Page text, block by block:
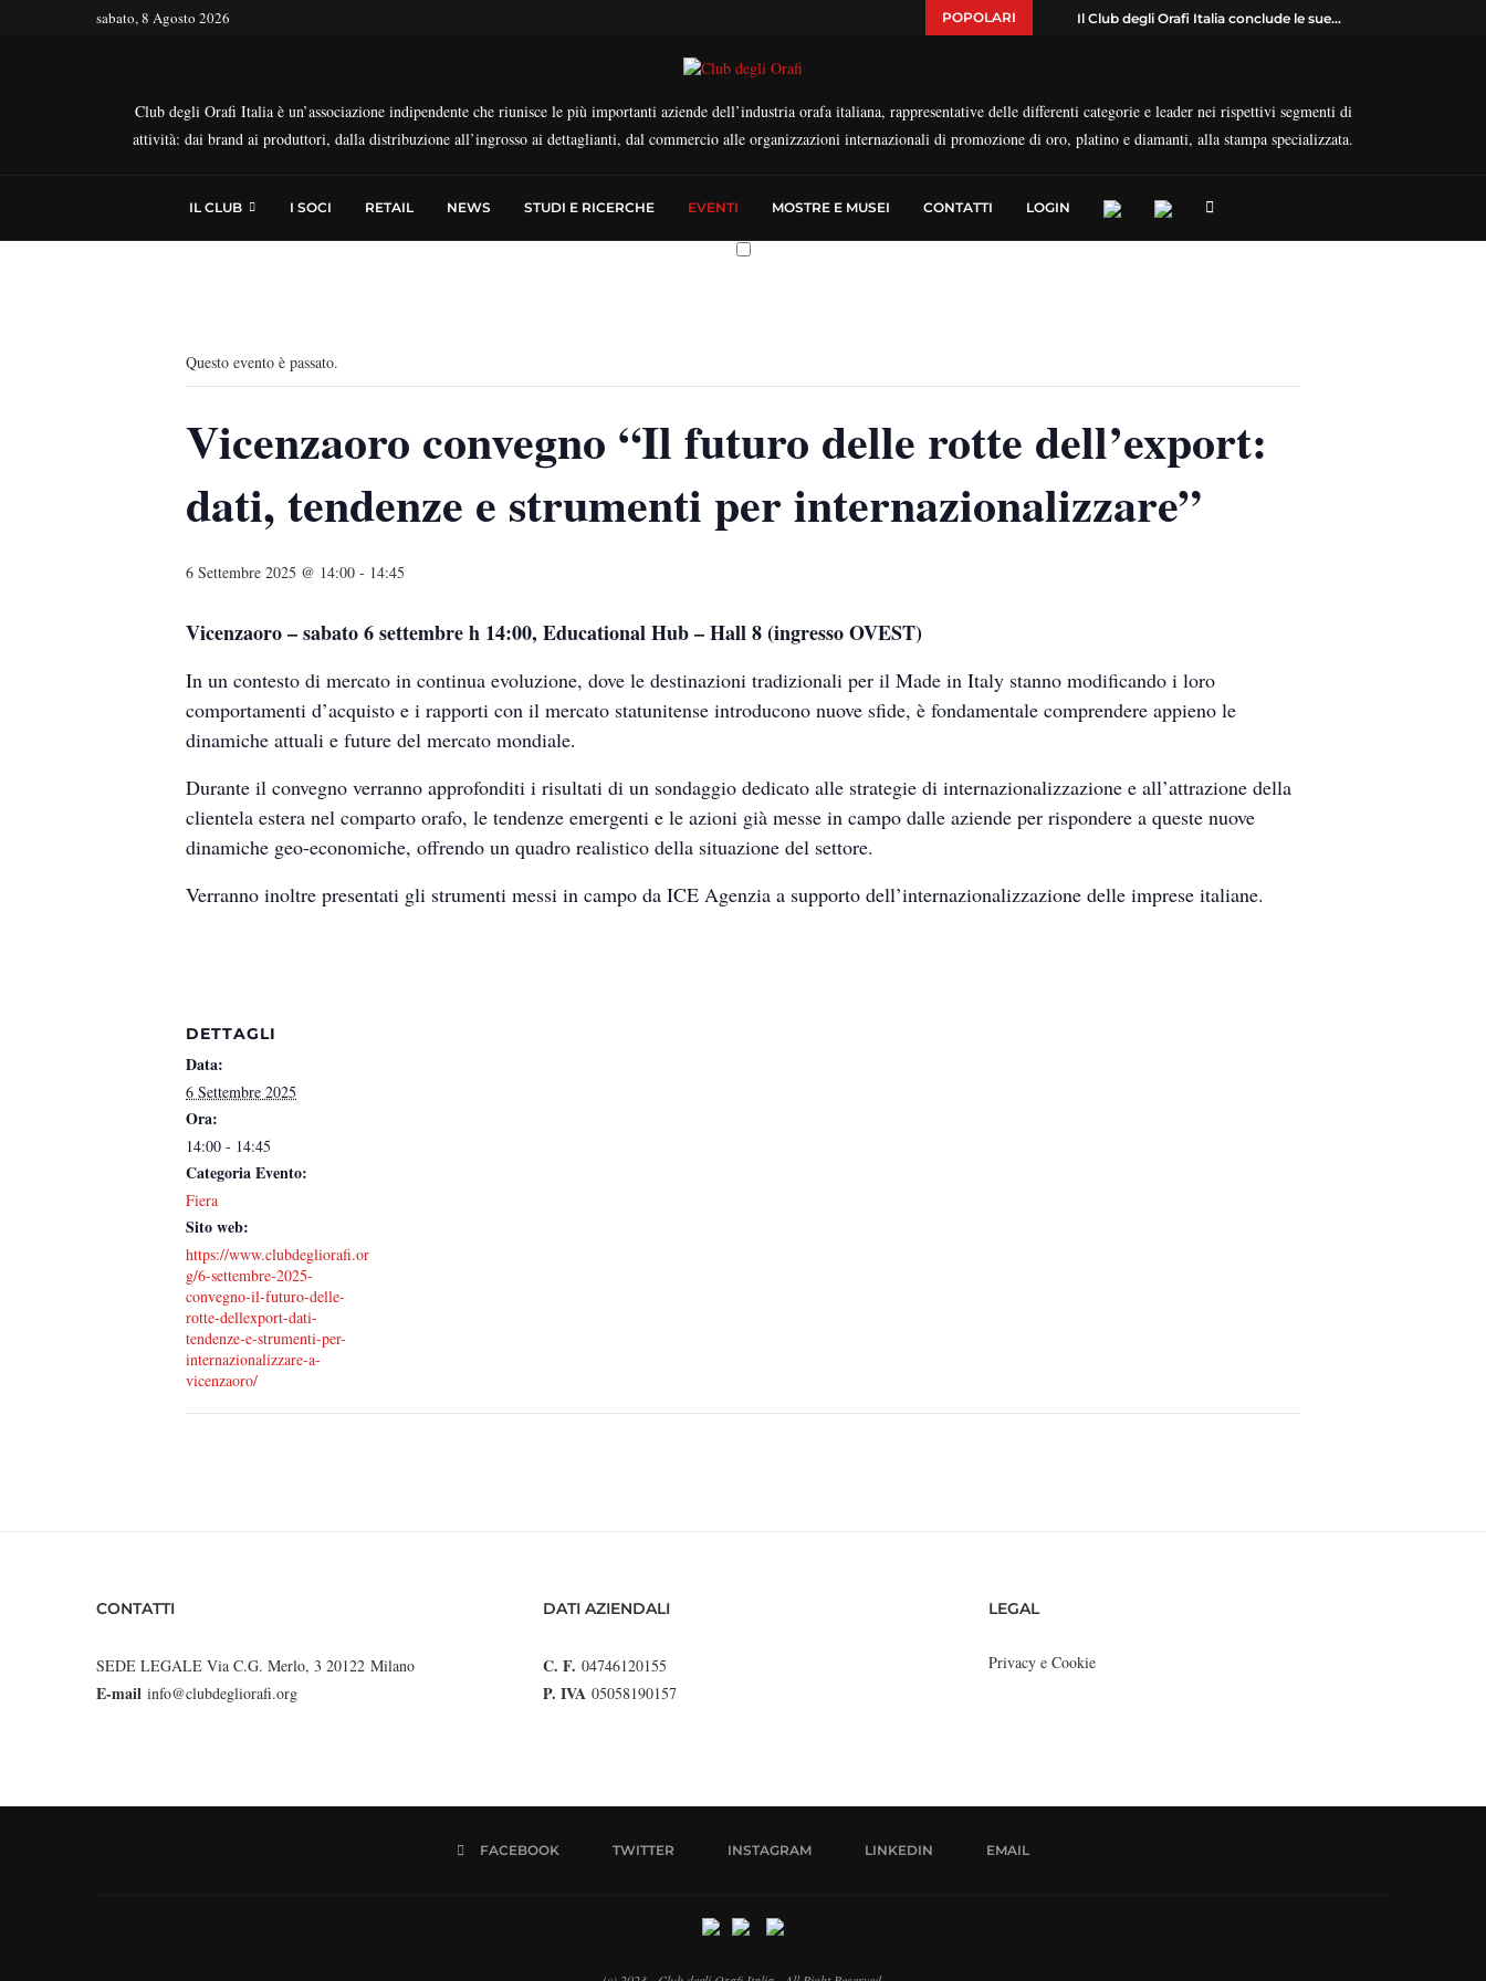
sabato, 8 Agosto 2026 POPOLARI Il Club degli Orafi Italia conclude le sue...
Club degli Orafi Italia è un’associazione indipendente che riunisce le più importanti aziende dell’industria orafa italiana, rappresentative delle differenti categorie e leader nei rispettivi segmenti di
attività: dai brand ai produttori, dalla distribuzione all’ingrosso ai dettaglianti, dal commercio alle organizzazioni internazionali di promozione di oro, platino e diamanti, alla stampa specializzata.
IL CLUB I SOCI RETAIL NEWS STUDI E RICERCHE EVENTI MOSTRE E MUSEI CONTATTI LOGIN
Questo evento è passato.
Vicenzaoro convegno “Il futuro delle rotte dell’export:
dati, tendenze e strumenti per internazionalizzare”
6 Settembre 2025 @ 14:00 - 14:45
Vicenzaoro – sabato 6 settembre h 14:00, Educational Hub – Hall 8 (ingresso OVEST)
In un contesto di mercato in continua evoluzione, dove le destinazioni tradizionali per il Made in Italy stanno modificando i loro
comportamenti d’acquisto e i rapporti con il mercato statunitense introducono nuove sfide, è fondamentale comprendere appieno le
dinamiche attuali e future del mercato mondiale.
Durante il convegno verranno approfonditi i risultati di un sondaggio dedicato alle strategie di internazionalizzazione e all’attrazione della
clientela estera nel comparto orafo, le tendenze emergenti e le azioni già messe in campo dalle aziende per rispondere a queste nuove
dinamiche geo-economiche, offrendo un quadro realistico della situazione del settore.
Verranno inoltre presentati gli strumenti messi in campo da ICE Agenzia a supporto dell’internazionalizzazione delle imprese italiane.
DETTAGLI
Data:
6 Settembre 2025
Ora:
14:00 - 14:45
Categoria Evento:
Fiera
Sito web:
https://www.clubdegliorafi.or
g/6-settembre-2025-
convegno-il-futuro-delle-
rotte-dellexport-dati-
tendenze-e-strumenti-per-
internazionalizzare-a-
vicenzaoro/
CONTATTI
SEDE LEGALE Via C.G. Merlo, 3 20122 Milano
E-mail info@clubdegliorafi.org
DATI AZIENDALI
C. F. 04746120155
P. IVA05058190157
LEGAL
Privacy e Cookie
FACEBOOK TWITTER INSTAGRAM LINKEDIN EMAIL